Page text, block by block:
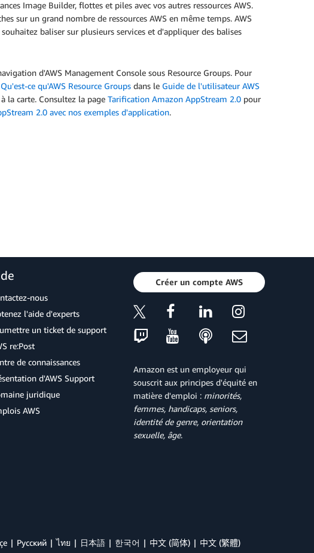
Image Builder, flottes et piles avec vos autres ressources AWS.
sur un grand nombre de ressources AWS en même temps. AWS
baliser sur plusieurs services et d'appliquer des balises
d'AWS Management Console sous Resource Groups. Pour
Qu'est-ce qu'AWS Resource Groups dans le Guide de l'utilisateur AWS
la carte. Consultez la page Tarification Amazon AppStream 2.0 pour
2.0 avec nos exemples d'application.
nous
l'aide d'experts
un ticket de support
re:Post
de connaissances
d'AWS Support
juridique
AWS
Créer un compte AWS
Amazon est un employeur qui
souscrit aux principes d'équité en
matière d'emploi : minorités,
femmes, handicaps, seniors,
identité de genre, orientation
sexuelle, âge.
Ρусский ไทย 日本語 한국어 中文 (简体) 中文 (繁體)